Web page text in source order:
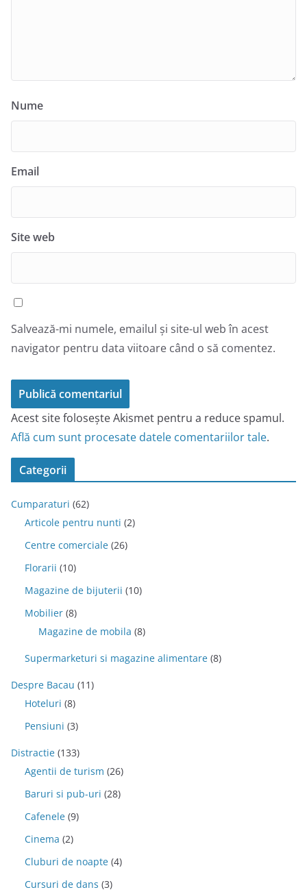
Nume
Email
Site web
Salvează-mi numele, emailul și site-ul web în acest
navigator pentru data viitoare când o să comentez.
Acest site folosește Akismet pentru a reduce spamul.
Află cum sunt procesate datele comentariilor tale.
Categorii
Cumparaturi (62)
Articole pentru nunti (2)
Centre comerciale (26)
Florarii (10)
Magazine de bijuterii (10)
Mobilier (8)
Magazine de mobila (8)
Supermarketuri si magazine alimentare (8)
Despre Bacau (11)
Hoteluri (8)
Pensiuni (3)
Distractie (133)
Agentii de turism (26)
Baruri si pub-uri (28)
Cafenele (9)
Cinema (2)
Cluburi de noapte (4)
Cursuri de dans (3)